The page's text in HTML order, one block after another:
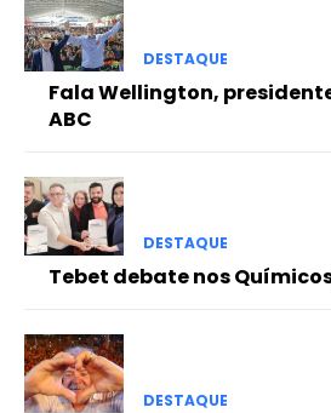
DESTAQUE
Fala Wellington,
ABC
DESTAQUE
Tebet debate nos
DESTAQUE